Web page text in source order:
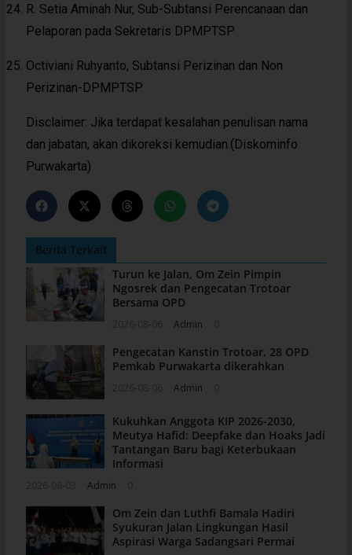
R. Setia Aminah Nur, Sub-Subtansi Perencanaan dan
Pelaporan pada Sekretaris DPMPTSP
Octiviani Ruhyanto, Subtansi Perizinan dan Non
Perizinan-DPMPTSP.
Disclaimer: Jika terdapat kesalahan penulisan nama
dan jabatan, akan dikoreksi kemudian.(Diskominfo
Purwakarta)
Berita Terkait
Turun ke Jalan, Om Zein Pimpin
Ngosrek dan Pengecatan Trotoar
Bersama OPD
Admin
Pengecatan Kanstin Trotoar, 28 OPD
Pemkab Purwakarta dikerahkan
Admin
Kukuhkan Anggota KIP 2026-2030,
Meutya Hafid: Deepfake dan Hoaks Jadi
Tantangan Baru bagi Keterbukaan
Informasi
Admin
Om Zein dan Luthfi Bamala Hadiri
Syukuran Jalan Lingkungan Hasil
Aspirasi Warga Sadangsari Permai